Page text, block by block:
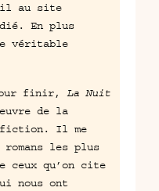
au site
En plus
véritable
finir, La Nuit
de la
fiction. Il me
romans les plus
ceux qu’on cite
nous ont